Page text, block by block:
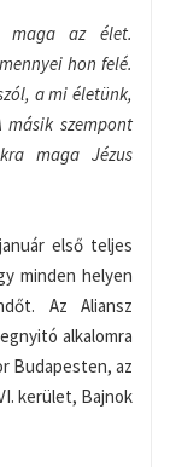
maga az élet.
hon felé.
a mi életünk,
szempont
maga Jézus
első teljes
minden helyen
Az Aliansz
alkalomra
Budapesten, az
kerület, Bajnok